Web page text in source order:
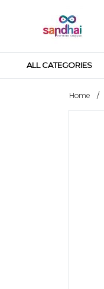
ALL CATEGORIES
Home